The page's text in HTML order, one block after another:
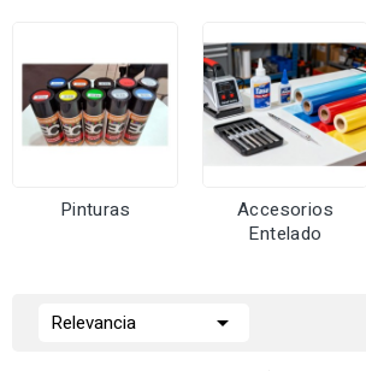
Pinturas
Accesorios
Entelado
Relevancia 